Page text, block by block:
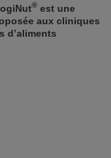
® est une
aux cliniques
d’aliments